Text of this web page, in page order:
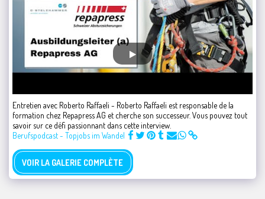
Entretien avec Roberto Raffaeli - Roberto Raffaeli est responsable de la
formation chez Repapress AG et cherche son successeur. Vous pouvez tout
savoir sur ce défi passionnant dans cette interview.
Berufspodcast - Topjobs im Wandel
VOIR LA GALERIE COMPLÈTE